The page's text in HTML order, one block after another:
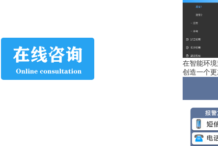
在智能环
创造一个